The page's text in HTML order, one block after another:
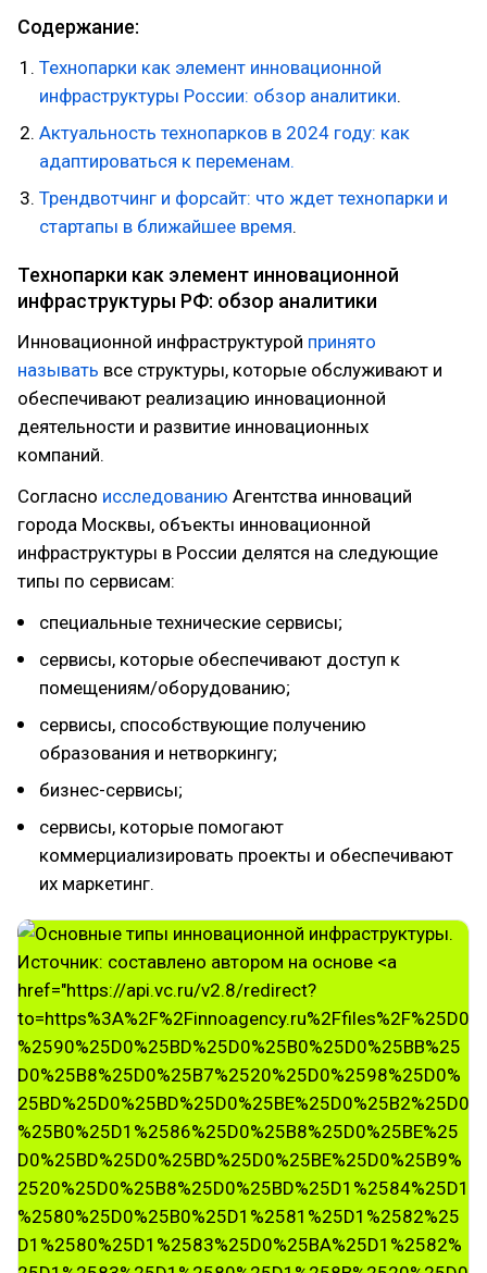
Содержание:
Технопарки как элемент инновационной
инфраструктуры России: обзор аналитики.
Актуальность технопарков в 2024 году: как
адаптироваться к переменам.
Трендвотчинг и форсайт: что ждет технопарки и
стартапы в ближайшее время.
Технопарки как элемент инновационной
инфраструктуры РФ: обзор аналитики
Инновационной инфраструктурой принято
называть все структуры, которые обслуживают и
обеспечивают реализацию инновационной
деятельности и развитие инновационных
компаний.
Согласно исследованию Агентства инноваций
города Москвы, объекты инновационной
инфраструктуры в России делятся на следующие
типы по сервисам:
специальные технические сервисы;
сервисы, которые обеспечивают доступ к
помещениям/оборудованию;
сервисы, способствующие получению
образования и нетворкингу;
бизнес-сервисы;
сервисы, которые помогают
коммерциализировать проекты и обеспечивают
их маркетинг.